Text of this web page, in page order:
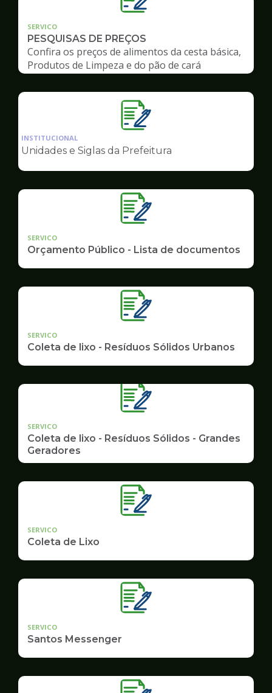
SERVICO
PESQUISAS DE PREÇOS
Confira os preços de alimentos da cesta básica,
Produtos de Limpeza e do pão de cará
Ilustração
da
pagina
Governo
INSTITUCIONAL
Unidades e Siglas da Prefeitura
SERVICO
Orçamento Público - Lista de documentos
SERVICO
Coleta de lixo - Resíduos Sólidos Urbanos
SERVICO
Coleta de lixo - Resíduos Sólidos - Grandes
Geradores
SERVICO
Coleta de Lixo
SERVICO
Santos Messenger